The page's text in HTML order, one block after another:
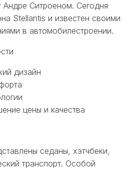
Андре Ситроеном. Сегодня
Stellantis и известен своими
в автомобилестроении.
дизайн
цены и качества
седаны, хэтчбеки,
транспорт. Особой